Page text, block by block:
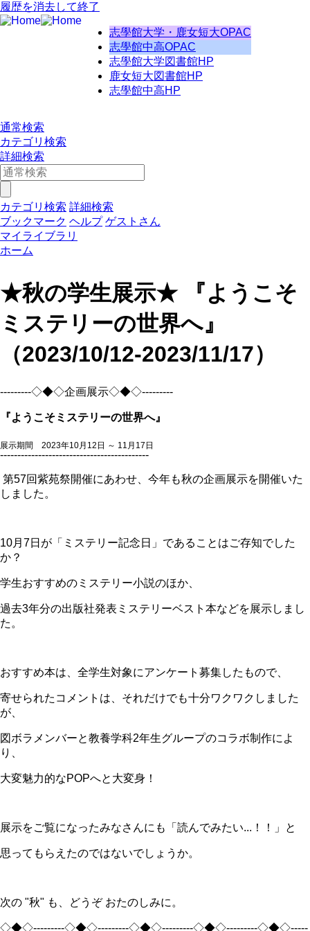
履歴を消去して終了
志學館大学・鹿女短大OPAC
志學館中高OPAC
志學館大学図書館HP
鹿女短大図書館HP
志學館中高HP
通常検索
カテゴリ検索
詳細検索
カテゴリ検索 詳細検索
ブックマーク ヘルプ ゲストさん
マイライブラリ
ホーム
★秋の学生展示★ 『ようこそ
ミステリーの世界へ』
（2023/10/12-2023/11/17）
---------◇◆◇企画展示◇◆◇---------
『ようこそミステリーの世界へ』
展示期間 2023年10月12日 ～ 11月17日
-------------------------------------------
第57回紫苑祭開催にあわせ、今年も秋の企画展示を開催いた
しました。
10月7日が「ミステリー記念日」であることはご存知でした
か？
学生おすすめのミステリー小説のほか、
過去3年分の出版社発表ミステリーベスト本などを展示しまし
た。
おすすめ本は、全学生対象にアンケート募集したもので、
寄せられたコメントは、それだけでも十分ワクワクしました
が、
図ボラメンバーと教養学科2年生グループのコラボ制作によ
り、
大変魅力的なPOPへと大変身！
展示をご覧になったみなさんにも「読んでみたい...！！」と
思ってもらえたのではないでしょうか。
次の "秋" も、どうぞ おたのしみに。
◇◆◇---------◇◆◇---------◇◆◇---------◇◆◇---------◇◆◇-----